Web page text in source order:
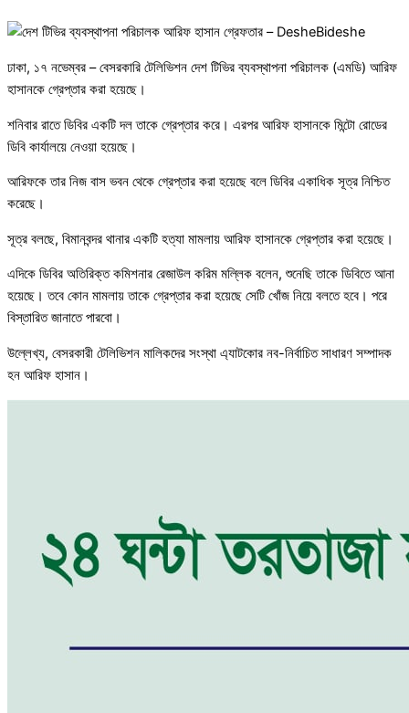
ঢাকা, ১৭ নভেম্বর – বেসরকারি টেলিভিশন দেশ টিভির ব্যবস্থাপনা পরিচালক (এমডি) আরিফ
হাসানকে গ্রেপ্তার করা হয়েছে।
শনিবার রাতে ডিবির একটি দল তাকে গ্রেপ্তার করে। এরপর আরিফ হাসানকে মিন্টো রোডের
ডিবি কার্যালয়ে নেওয়া হয়েছে।
আরিফকে তার নিজ বাস ভবন থেকে গ্রেপ্তার করা হয়েছে বলে ডিবির একাধিক সূত্র নিশ্চিত
করেছে।
সূত্র বলছে, বিমানবন্দর থানার একটি হত্যা মামলায় আরিফ হাসানকে গ্রেপ্তার করা হয়েছে।
এদিকে ডিবির অতিরিক্ত কমিশনার রেজাউল করিম মল্লিক বলেন, শুনেছি তাকে ডিবিতে আনা
হয়েছে। তবে কোন মামলায় তাকে গ্রেপ্তার করা হয়েছে সেটি খোঁজ নিয়ে বলতে হবে। পরে
বিস্তারিত জানাতে পারবো।
উল্লেখ্য, বেসরকারী টেলিভিশন মালিকদের সংস্থা এ্যাটকোর নব-নির্বাচিত সাধারণ সম্পাদক
হন আরিফ হাসান।